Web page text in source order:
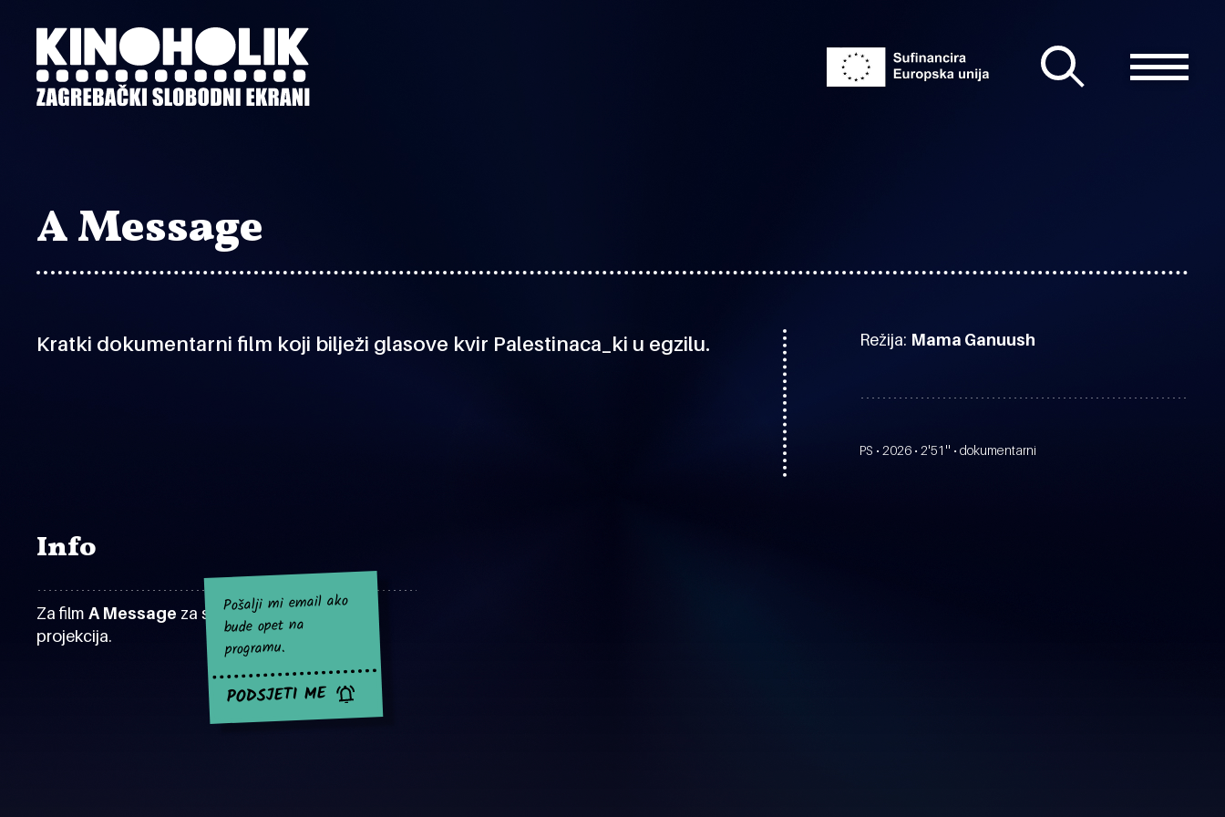
sadržaj
A Message
Kratki dokumentarni film koji bilježi glasove kvir Palestinaca_ki u egzilu. Režija: Mama Ganuush
PS • 2026 • 2'51'' • dokumentarni
Info
Za film A Message za sad nema najavljenih
projekcija.
Pošalji mi email ako
bude opet na
programu.
PODSJETI ME